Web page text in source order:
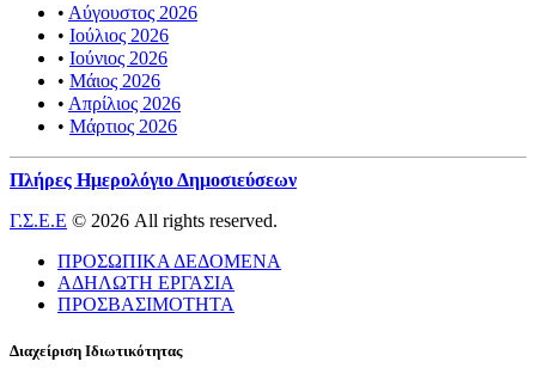
• Αύγουστος 2026
• Ιούλιος 2026
• Ιούνιος 2026
• Μάιος 2026
• Απρίλιος 2026
• Μάρτιος 2026
Πλήρες Ημερολόγιο Δημοσιεύσεων
Γ.Σ.Ε.Ε © 2026 All rights reserved.
ΠΡΟΣΩΠΙΚΑ ΔΕΔΟΜΕΝΑ
ΑΔΗΛΩΤΗ ΕΡΓΑΣΙΑ
ΠΡΟΣΒΑΣΙΜΟΤΗΤΑ
Διαχείριση Ιδιωτικότητας